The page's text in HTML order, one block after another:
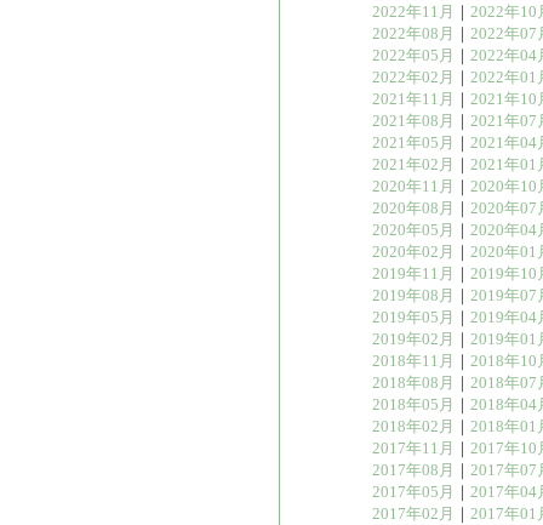
2022年11月
｜ 2022年10
2022年08月
｜ 2022年07
2022年05月
｜ 2022年04
2022年02月
｜ 2022年01
2021年11月
｜ 2021年10
2021年08月
｜ 2021年07
2021年05月
｜ 2021年04
2021年02月
｜ 2021年01
2020年11月
｜ 2020年10
2020年08月
｜ 2020年07
2020年05月
｜ 2020年04
2020年02月
｜ 2020年01
2019年11月
｜ 2019年10
2019年08月
｜ 2019年07
2019年05月
｜ 2019年04
2019年02月
｜ 2019年01
2018年11月
｜ 2018年10
2018年08月
｜ 2018年07
2018年05月
｜ 2018年04
2018年02月
｜ 2018年01
2017年11月
｜ 2017年10
2017年08月
｜ 2017年07
2017年05月
｜ 2017年04
2017年02月
｜ 2017年01